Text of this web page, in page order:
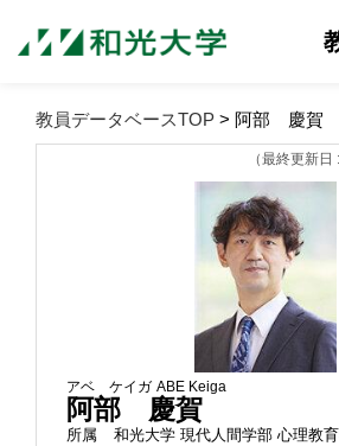
教員データベースTOP > 阿部 慶賀
（最終更新
アベ ケイガ ABE Keiga
阿部 慶賀
所属
和光大学 現代人間学部 心理教